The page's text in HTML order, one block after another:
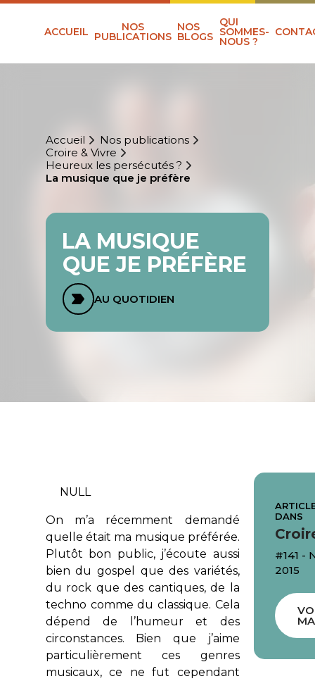
ACCUEIL NOS
PUBLICATIONS
NOS
BLOGS
QUI
SOMMES-
NOUS ?
Accueil
Nos publications
Croire & Vivre
Heureux les persécutés ?
La musique que je préfère
LA MUSIQUE
QUE JE PRÉFÈRE
AU QUOTIDIEN
NULL
On m’a récemment demandé
quelle était ma musique préférée.
Plutôt bon public, j’écoute aussi
bien du gospel que des variétés,
du rock que des cantiques, de la
techno comme du classique. Cela
dépend de l’humeur et des
circonstances. Bien que j’aime
particulièrement ces genres
musicaux, ce ne fut cependant
DANS
#141 -
2015